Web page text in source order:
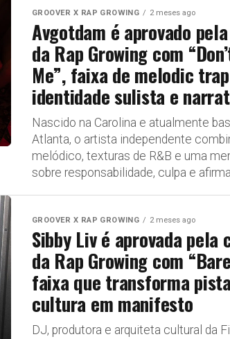
GROOVER X RAP GROWING 2 meses ago
Avgotdam é aprovado
da Rap Growing com
Me”, faixa de melodic
identidade sulista e
Nascido na Carolina e atualmente
Atlanta, o artista independente
melódico, texturas de R&B e uma
sobre responsabilidade, culpa e
GROOVER X RAP GROWING 2 meses ago
Sibby Liv é aprovada pela
da Rap Growing com
faixa que transforma
cultura em manifesto
DJ, produtora e arquiteta cultural da